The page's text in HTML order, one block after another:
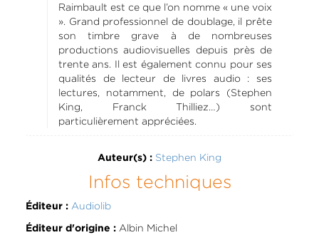
Raimbault est ce que l’on nomme « une voix
». Grand professionnel de doublage, il prête
son timbre grave à de nombreuses
productions audiovisuelles depuis près de
trente ans. Il est également connu pour ses
qualités de lecteur de livres audio : ses
lectures, notamment, de polars (Stephen
King, Franck Thilliez…) sont
particulièrement appréciées.
Auteur(s) : Stephen King
Infos techniques
Éditeur : Audiolib
Éditeur d'origine :Albin Michel